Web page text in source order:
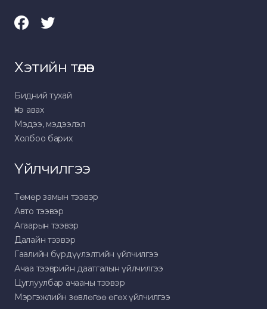
Хэтийн төлөв
Бидний тухай
Үнэ авах
Мэдээ, мэдээлэл
Холбоо барих
Үйлчилгээ
Төмөр замын тээвэр
Авто тээвэр
Агаарын тээвэр
Далайн тээвэр
Гаалийн бүрдүүлэлтийн үйлчилгээ
Ачаа тээврийн даатгалын үйлчилгээ
Цуглуулбар ачааны тээвэр
Мэргэжлийн зөвлөгөө өгөх үйлчилгээ